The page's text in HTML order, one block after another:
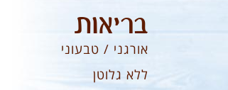
בריאות
אורגני / טבעוני
ללא גלוטן